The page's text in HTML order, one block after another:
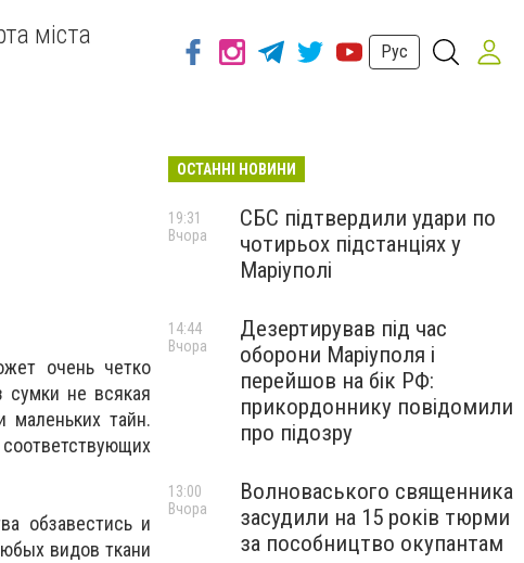
міста
Рус
очень четко
не всякая
тайн.
обзавестись и
видов ткани
ОСТАННІ НОВИНИ
СБС підтвердили удари по
чотирьох підстанціях у
Маріуполі
19:31
Вчора
Дезертирував під час
оборони Маріуполя і
перейшов на бік РФ:
прикордоннику повідомили
про підозру
14:44
Вчора
Волноваського священника
засудили на 15 років тюрми
за пособництво окупантам
13:00
Вчора